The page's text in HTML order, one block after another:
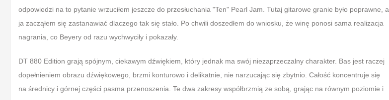
odpowiedzi na to pytanie wrzuciłem jeszcze do przesłuchania "Ten" Pearl Jam. Tutaj gitarowe granie było poprawne, a
ja zacząłem się zastanawiać dlaczego tak się stało. Po chwili doszedłem do wniosku, że winę ponosi sama realizacja
nagrania, co Beyery od razu wychwyciły i pokazały.
DT 880 Edition grają spójnym, ciekawym dźwiękiem, który jednak ma swój niezaprzeczalny charakter. Bas jest raczej
dopełnieniem obrazu dźwiękowego, brzmi konturowo i delikatnie, nie narzucając się zbytnio. Całość koncentruje się
na średnicy i górnej części pasma przenoszenia. Te dwa zakresy współbrzmią ze sobą, grając na równym poziomie i